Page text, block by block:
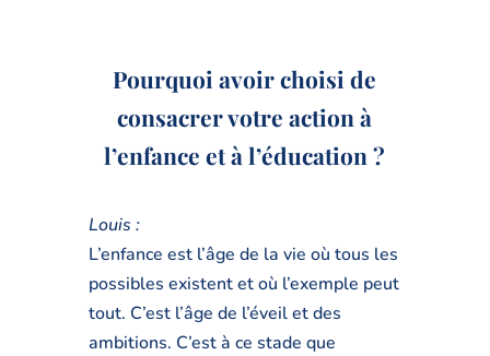
Pourquoi avoir choisi de
consacrer votre action à
l’enfance et à l’éducation ?
Louis :
L’enfance est l’âge de la vie où tous les
possibles existent et où l’exemple peut
tout. C’est l’âge de l’éveil et des
ambitions. C’est à ce stade que